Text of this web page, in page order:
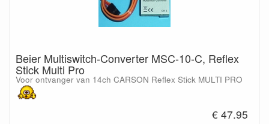
Beier Multiswitch-Converter MSC-10-C, Reflex
Stick Multi Pro
Voor ontvanger van 14ch CARSON Reflex Stick MULTI PRO
€ 47.95